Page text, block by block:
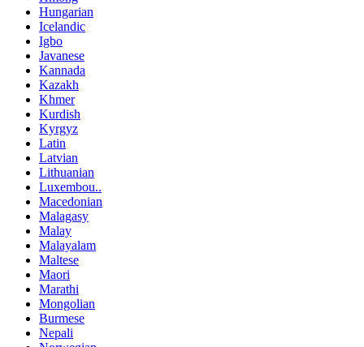
Hungarian
Icelandic
Igbo
Javanese
Kannada
Kazakh
Khmer
Kurdish
Kyrgyz
Latin
Latvian
Lithuanian
Luxembou..
Macedonian
Malagasy
Malay
Malayalam
Maltese
Maori
Marathi
Mongolian
Burmese
Nepali